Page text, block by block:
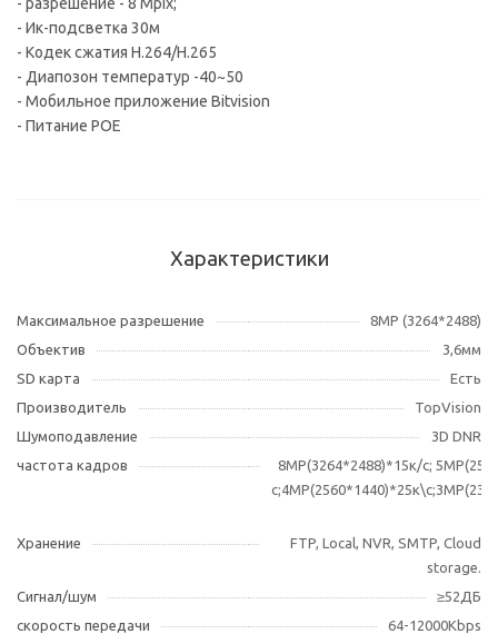
- Ик-подсветка 30м
- Кодек сжатия H.264/H.265
- Диапозон температур -40~50
- Мобильное приложение Bitvision
- Питание POE
Характеристики
Максимальное разрешение
8MP (3264*2488)
Объектив
3,6мм
SD карта
Есть
Производитель
TopVision
Шумоподавление
3D DNR
частота кадров
8МР(3264*2488)*15к/c;
Хранение
FTP, Local, NVR, SMTP, Cloud
storage.
Сигнал/шум
≥52ДБ
скорость передачи
64-12000Kbps